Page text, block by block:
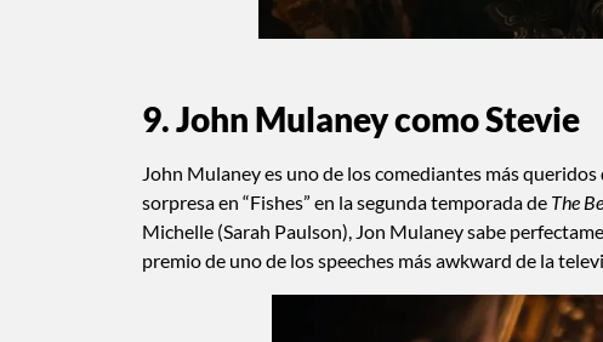
9. John Mulaney como Stevie
John Mulaney es uno de los comediantes más
sorpresa en “Fishes” en la segunda temporada de The
Michelle (Sarah Paulson), Jon Mulaney sabe
premio de uno de los speeches más awkward de la